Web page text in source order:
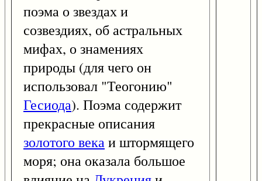
поэма о звездах и
созвездиях, об астральных
мифах, о знамениях
природы (для чего он
использовал "Теогонию"
Гесиода). Поэма содержит
прекрасные описания
золотого векаи штормящего
моря; она оказала большое